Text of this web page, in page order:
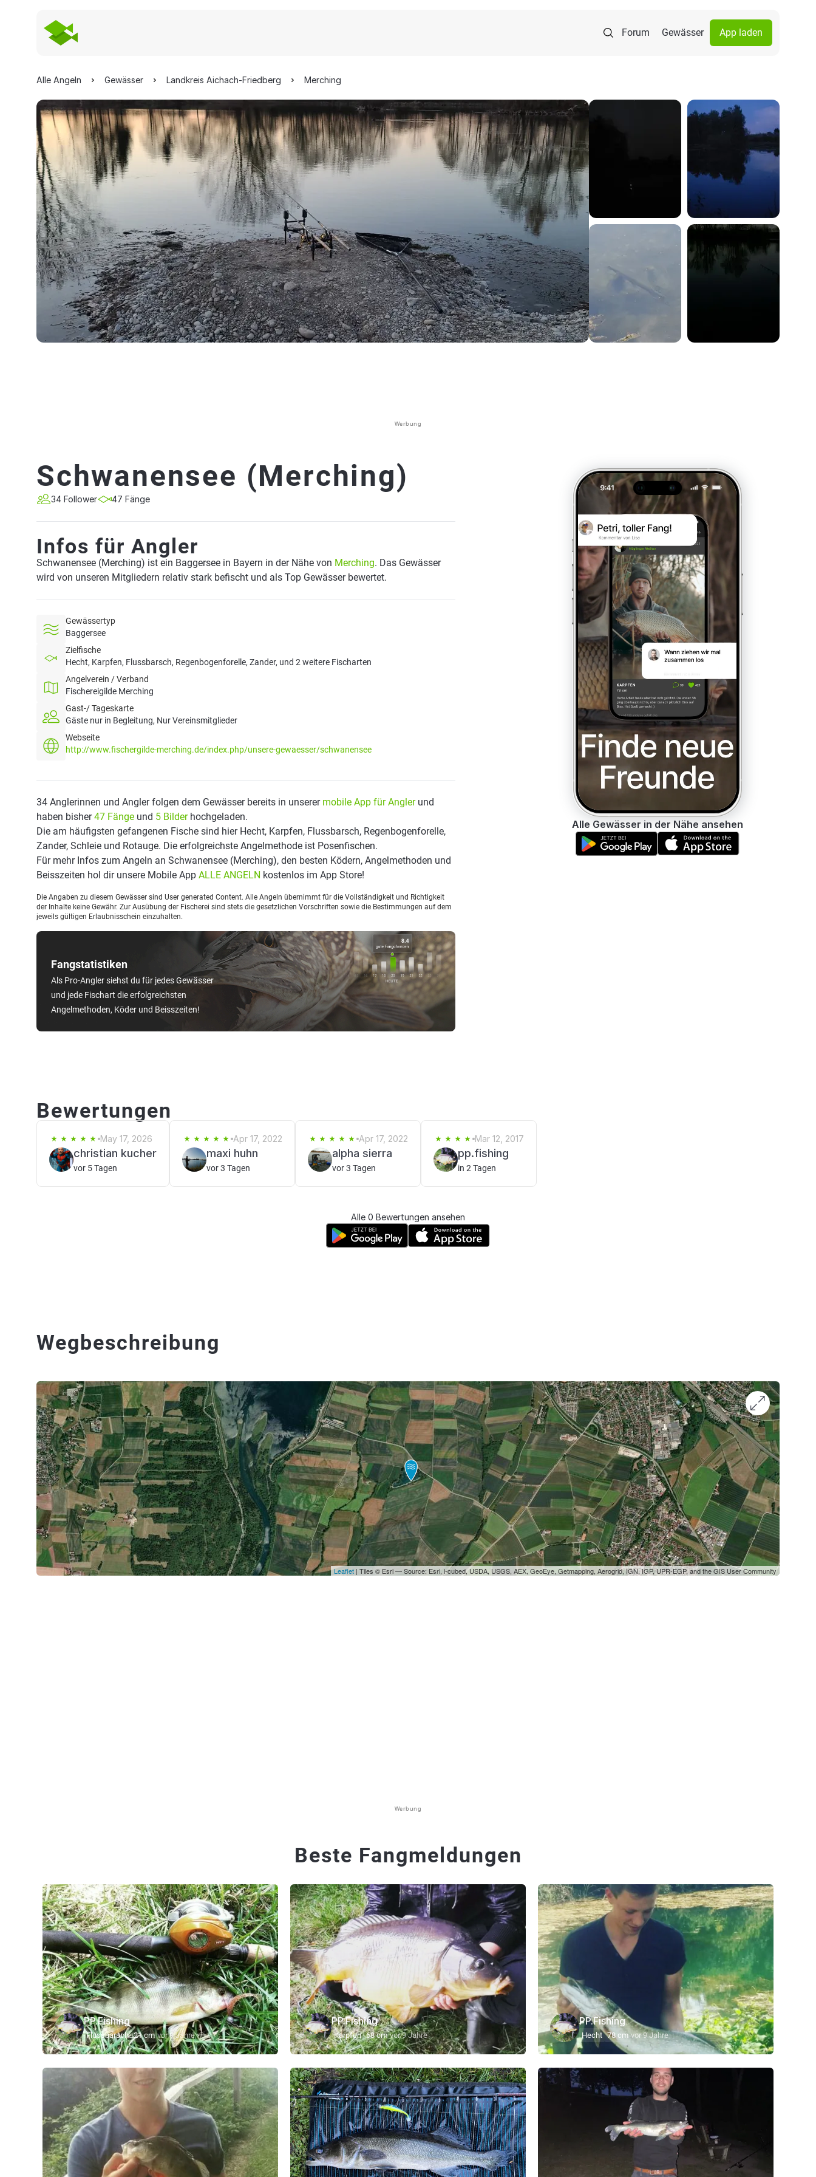
Forum Gewässer App laden
Alle Angeln Gewässer Landkreis Aichach-Friedberg Merching
Werbung
Schwanensee (Merching)
34 Follower 47 Fänge
Infos für Angler
Schwanensee (Merching) ist ein Baggersee in Bayern in der Nähe von Merching. Das Gewässer
wird von unseren Mitgliedern relativ stark befischt und als Top Gewässer bewertet.
Gewässertyp
Baggersee
Zielfische
Hecht, Karpfen, Flussbarsch, Regenbogenforelle, Zander, und 2 weitere Fischarten
Angelverein / Verband
Fischereigilde Merching
Gast-/ Tageskarte
Gäste nur in Begleitung, Nur Vereinsmitglieder
Webseite
http://www.fischergilde-merching.de/index.php/unsere-gewaesser/schwanensee
Fangstatistiken
Als Pro-Angler siehst du für jedes Gewässer
und jede Fischart die erfolgreichsten
Angelmethoden, Köder und Beisszeiten!
34 Anglerinnen und Angler folgen dem Gewässer bereits in unserer mobile App für Anglerund
haben bisher47 Fänge und 5 Bilderhochgeladen.
Die am häufigsten gefangenen Fische sind hier Hecht, Karpfen, Flussbarsch, Regenbogenforelle,
Zander, Schleie und Rotauge. Die erfolgreichste Angelmethode ist Posenfischen.
Für mehr Infos zum Angeln an Schwanensee (Merching), den besten Ködern, Angelmethoden und
Beisszeiten hol dir unsere Mobile App ALLE ANGELN kostenlos im App Store!
Die Angaben zu diesem Gewässer sind User generated Content. Alle Angeln übernimmt für die Vollständigkeit und Richtigkeit
der Inhalte keine Gewähr. Zur Ausübung der Fischerei sind stets die gesetzlichen Vorschriften sowie die Bestimmungen auf dem
jeweils gültigen Erlaubnisschein einzuhalten.
Alle Gewässer in der Nähe ansehen
Bewertungen
May 17, 2026
christian kucher
vor 5 Tagen
Apr 17, 2022
maxi huhn
vor 3 Tagen
Apr 17, 2022
alpha sierra
vor 3 Tagen
Mar 12, 2017
pp.fishing
in 2 Tagen
Alle 0 Bewertungen ansehen
Wegbeschreibung
Leaflet | Tiles © Esri — Source: Esri, i-cubed, USDA, USGS, AEX, GeoEye, Getmapping, Aerogrid, IGN, IGP, UPR-EGP, and the GIS User Community
Werbung
Beste Fangmeldungen
PP.Fishing
Flussbarsch 21 cm vor 9 Jahre
PP.Fishing
Karpfen 68 cm vor 9 Jahre
PP.Fishing
Hecht 78 cm vor 9 Jahre